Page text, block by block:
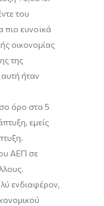
του
πιο ευνοϊκά
οικονομίας
της
ήταν
όρο στα 5
, εμείς
ΑΕΠ σε
ενδιαφέρον,